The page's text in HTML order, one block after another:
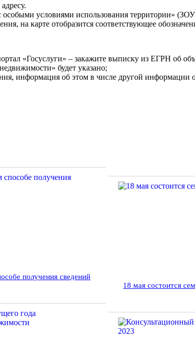
особыми условиями использования территории»
на карте отобразится соответствующее
«Госуслуги» – закажите выписку из ЕГРН об
будет указано;
информация об этом в числе другой информации
получения сведений
18 мая состоится